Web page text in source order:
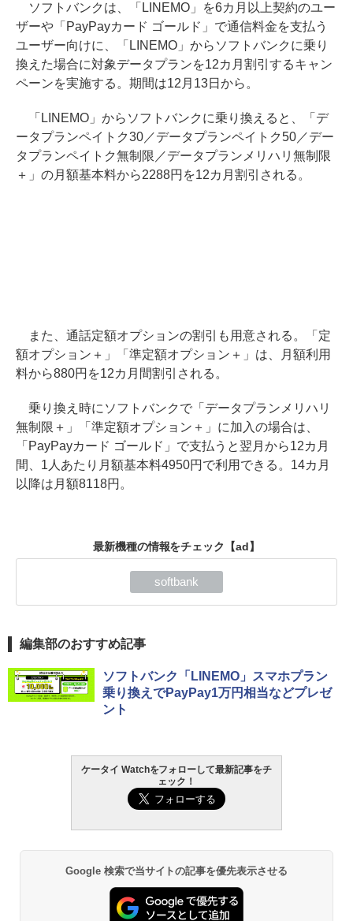
ソフトバンクは、「LINEMO」を6カ月以上契約のユー
ザーや「PayPayカード ゴールド」で通信料金を支払う
ユーザー向けに、「LINEMO」からソフトバンクに乗り
換えた場合に対象データプランを12カ月割引するキャン
ペーンを実施する。期間は12月13日から。
「LINEMO」からソフトバンクに乗り換えると、「デ
ータプランペイトク30／データプランペイトク50／デー
タプランペイトク無制限／データプランメリハリ無制限
＋」の月額基本料から2288円を12カ月割引される。
また、通話定額オプションの割引も用意される。「定
額オプション＋」「準定額オプション＋」は、月額利用
料から880円を12カ月間割引される。
乗り換え時にソフトバンクで「データプランメリハリ
無制限＋」「準定額オプション＋」に加入の場合は、
「PayPayカード ゴールド」で支払うと翌月から12カ月
間、1人あたり月額基本料4950円で利用できる。14カ月
以降は月額8118円。
最新機種の情報をチェック 【ad】
softbank
編集部のおすすめ記事
ソフトバンク「LINEMO」スマホプラン
乗り換えでPayPay1万円相当などプレゼ
ント
ケータイ Watchをフォローして最新記事をチ
ェック！
Google 検索で当サイトの記事を優先表示させる